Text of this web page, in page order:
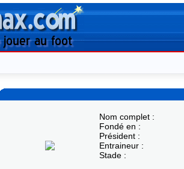
Nom complet :
Fondé en :
Président :
Entraineur :
Stade :